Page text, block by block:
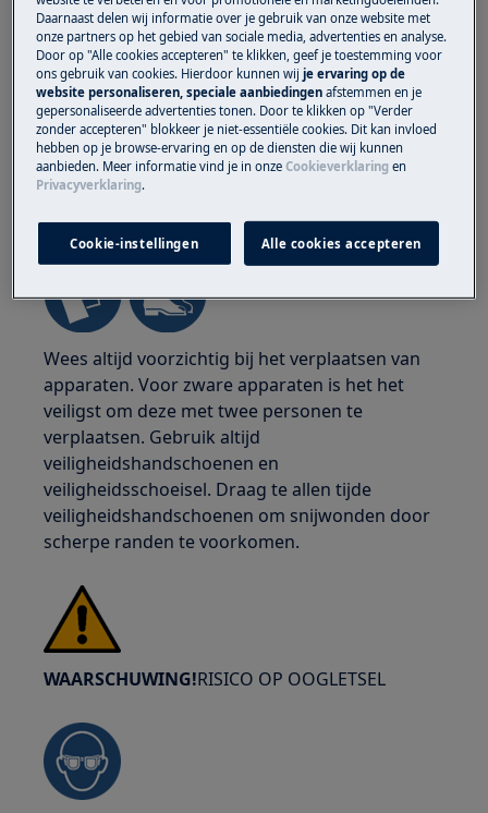
Wees altijd voorzichtig bij het verplaatsen van
apparaten. Voor zware apparaten is het het
veiligst om deze met twee personen te
verplaatsen. Gebruik altijd
veiligheidshandschoenen en
veiligheidsschoeisel. Draag te allen tijde
veiligheidshandschoenen om snijwonden door
scherpe randen te voorkomen.
WAARSCHUWING!RISICO OP OOGLETSEL
Daarnaast delen wij informatie over je gebruik van onze website met
onze partners op het gebied van sociale media, advertenties en analyse.
Door op "Alle cookies accepteren" te klikken, geef je toestemming voor
ons gebruik van cookies. Hierdoor kunnen wijje ervaring op de
website personaliseren, speciale aanbiedingen afstemmen en je
gepersonaliseerde advertenties tonen. Door te klikken op "Verder
zonder accepteren" blokkeer je niet-essentiële cookies. Dit kan invloed
hebben op je browse-ervaring en op de diensten die wij kunnen
aanbieden. Meer informatie vind je in onzeCookieverklaring en
Privacyverklaring.
Cookie-instellingen Alle cookies accepteren